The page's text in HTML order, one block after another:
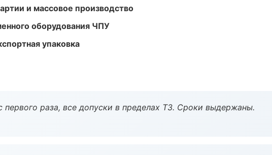
и массовое производство
оборудования ЧПУ
упаковка
раза, все допуски в пределах ТЗ. Сроки выдержаны.